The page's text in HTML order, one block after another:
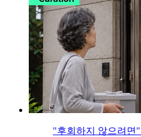
"후회하지 않으려면